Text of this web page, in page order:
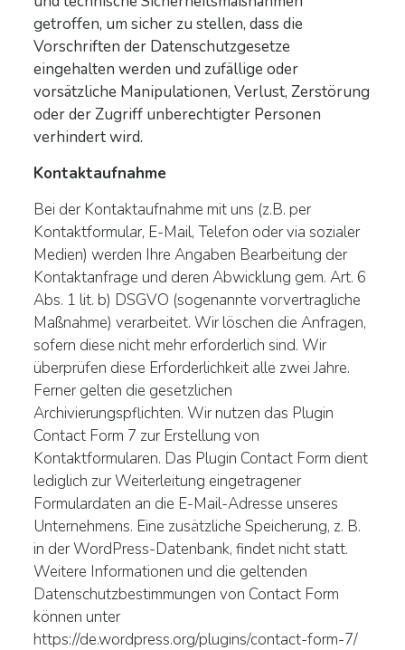
getroffen, um sicher zu stellen, dass die
Vorschriften der Datenschutzgesetze
eingehalten werden und zufällige oder
vorsätzliche Manipulationen, Verlust, Zerstörung
oder der Zugriff unberechtigter Personen
verhindert wird.
Kontaktaufnahme
Bei der Kontaktaufnahme mit uns (z.B. per
Kontaktformular, E-Mail, Telefon oder via sozialer
Medien) werden Ihre Angaben Bearbeitung der
Kontaktanfrage und deren Abwicklung gem. Art. 6
Abs. 1 lit. b) DSGVO (sogenannte vorvertragliche
Maßnahme) verarbeitet. Wir löschen die Anfragen,
sofern diese nicht mehr erforderlich sind. Wir
überprüfen diese Erforderlichkeit alle zwei Jahre.
Ferner gelten die gesetzlichen
Archivierungspflichten. Wir nutzen das Plugin
Contact Form 7 zur Erstellung von
Kontaktformularen. Das Plugin Contact Form dient
lediglich zur Weiterleitung eingetragener
Formulardaten an die E-Mail-Adresse unseres
Unternehmens. Eine zusätzliche Speicherung, z. B.
in der WordPress-Datenbank, findet nicht statt.
Weitere Informationen und die geltenden
Datenschutzbestimmungen von Contact Form
können unter
https://de.wordpress.org/plugins/contact-form-7/